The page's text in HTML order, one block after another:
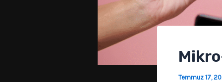
Temmuz 17,